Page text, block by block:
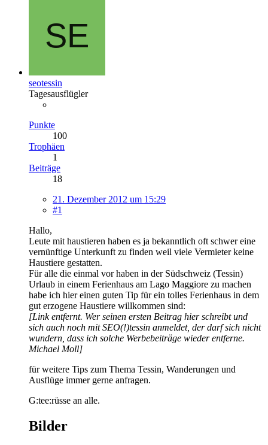
seotessin
Tagesausflügler
Punkte
100
Trophäen
1
Beiträge
18
21. Dezember 2012 um 15:29
#1
Hallo,
Leute mit haustieren haben es ja bekanntlich oft schwer eine
vernünftige Unterkunft zu finden weil viele Vermieter keine
Haustiere gestatten.
Für alle die einmal vor haben in der Südschweiz (Tessin)
Urlaub in einem Ferienhaus am Lago Maggiore zu machen
habe ich hier einen guten Tip für ein tolles Ferienhaus in dem
gut erzogene Haustiere willkommen sind:
[Link entfernt. Wer seinen ersten Beitrag hier schreibt und
sich auch noch mit SEO(!)tessin anmeldet, der darf sich nicht
wundern, dass ich solche Werbebeiträge wieder entferne.
Michael Moll]
für weitere Tips zum Thema Tessin, Wanderungen und
Ausflüge immer gerne anfragen.
G:tee:rüsse an alle.
Bilder